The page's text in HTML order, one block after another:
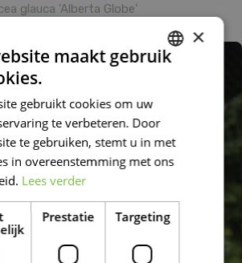
glauca 'Alberta Globe'
×
maakt gebruik
gebruikt cookies om uw
te verbeteren. Door
te gebruiken, stemt u in met
in overeenstemming met ons
Lees verder
Prestatie Targeting